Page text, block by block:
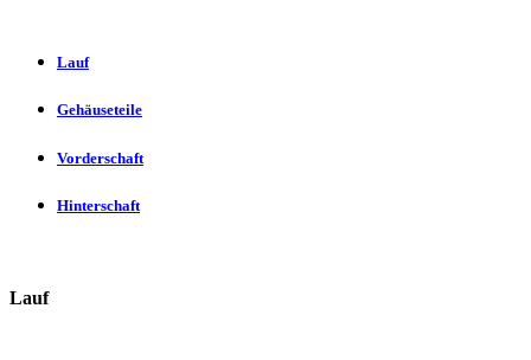
Lauf
Gehäuseteile
Vorderschaft
Hinterschaft
Lauf